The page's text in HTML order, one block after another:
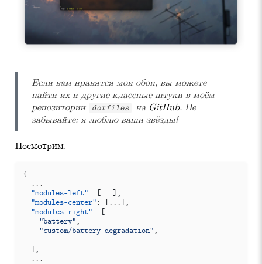
Если вам нравятся мои обои, вы можете
найти их и другие классные штуки в моём
репозитории
dotfiles на GitHub. Не
забывайте: я люблю ваши звёзды!
Посмотрим:
{
...
"modules-left" : ...
],
"modules-center" : ...
],
"modules-right" :
"battery" ,
"custom/battery-degradation" ,
...
],
...